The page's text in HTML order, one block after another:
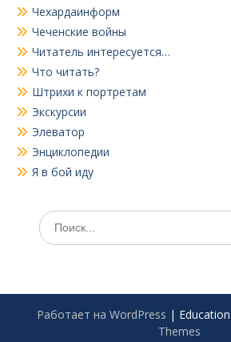
Чехардаинформ
Чеченские войны
Читатель интересуется…
Что читать?
Штрихи к портретам
Экскурсии
Элеватор
Энциклопедии
Я в бой иду
Поиск
по:
Работает на WordPress |
Themes